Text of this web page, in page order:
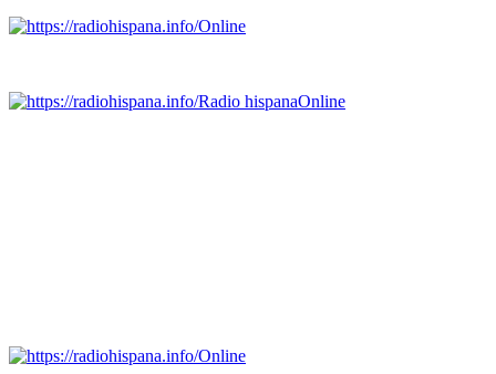
Online
Radio hispanaOnline
Online